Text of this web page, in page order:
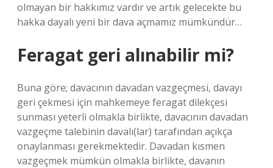
olmayan bir hakkımız vardır ve artık gelecekte bu
hakka dayalı yeni bir dava açmamız mümkündür…
Feragat geri alınabilir mi?
Buna göre; davacının davadan vazgeçmesi, davayı
geri çekmesi için mahkemeye feragat dilekçesi
sunması yeterli olmakla birlikte, davacının davadan
vazgeçme talebinin davalı(lar) tarafından açıkça
onaylanması gerekmektedir. Davadan kısmen
vazgeçmek mümkün olmakla birlikte, davanın